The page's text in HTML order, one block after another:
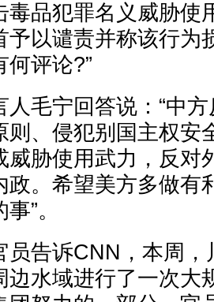
毒品犯罪名义威胁使
予以谴责并称该行为
评论?”
人毛宁回答说：“中
则、侵犯别国主权安
威胁使用武力，反对
政。希望美方多做有
”。
员告诉CNN，本周，
边水域进行了一次大